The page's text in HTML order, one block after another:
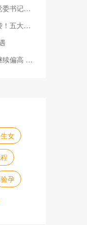
个方面精
邀您共赴
阶段性寒
女
验孕